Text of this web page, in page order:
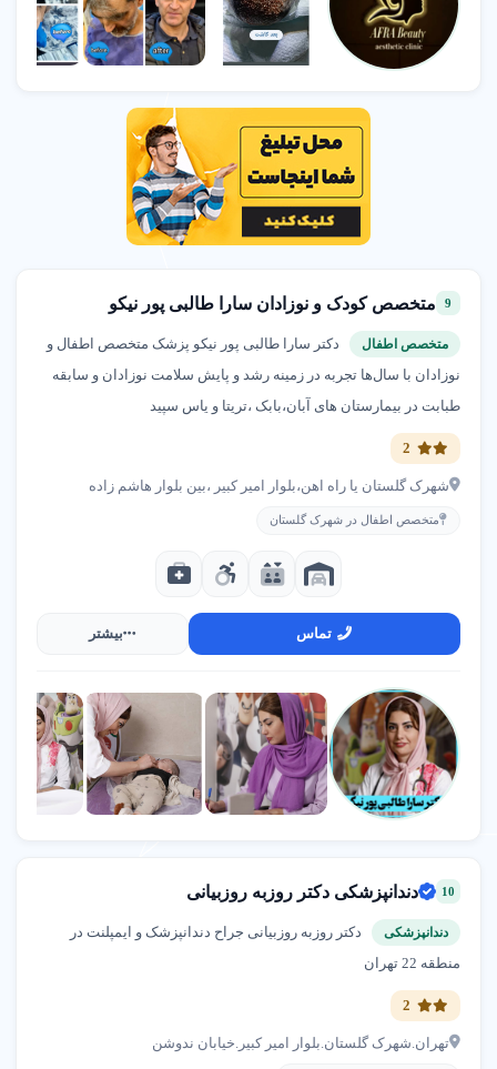
9 متخصص کودک و نوزادان سارا طالبی پور نیکو
متخصص اطفال
دکتر سارا طالبی پور نیکو پزشک متخصص اطفال و
نوزادان با سال‌ها تجربه در زمینه رشد و پایش سلامت نوزادان و سابقه
طبابت در بیمارستان های آبان،بابک ،تریتا و یاس سپید
شهرک گلستان یا راه اهن،بلوار امیر کبیر ،بین بلوار هاشم زاده
متخصص اطفال در شهرک گلستان
تماس بیشتر
10 دندانپزشکی دکتر روزبه روزبیانی
دندانپزشکی
دکتر روزبه روزبیانی جراح دندانپزشک و ایمپلنت در
منطقه 22 تهران
تهران.شهرک گلستان.بلوار امیر کبیر.خیابان ندوشن